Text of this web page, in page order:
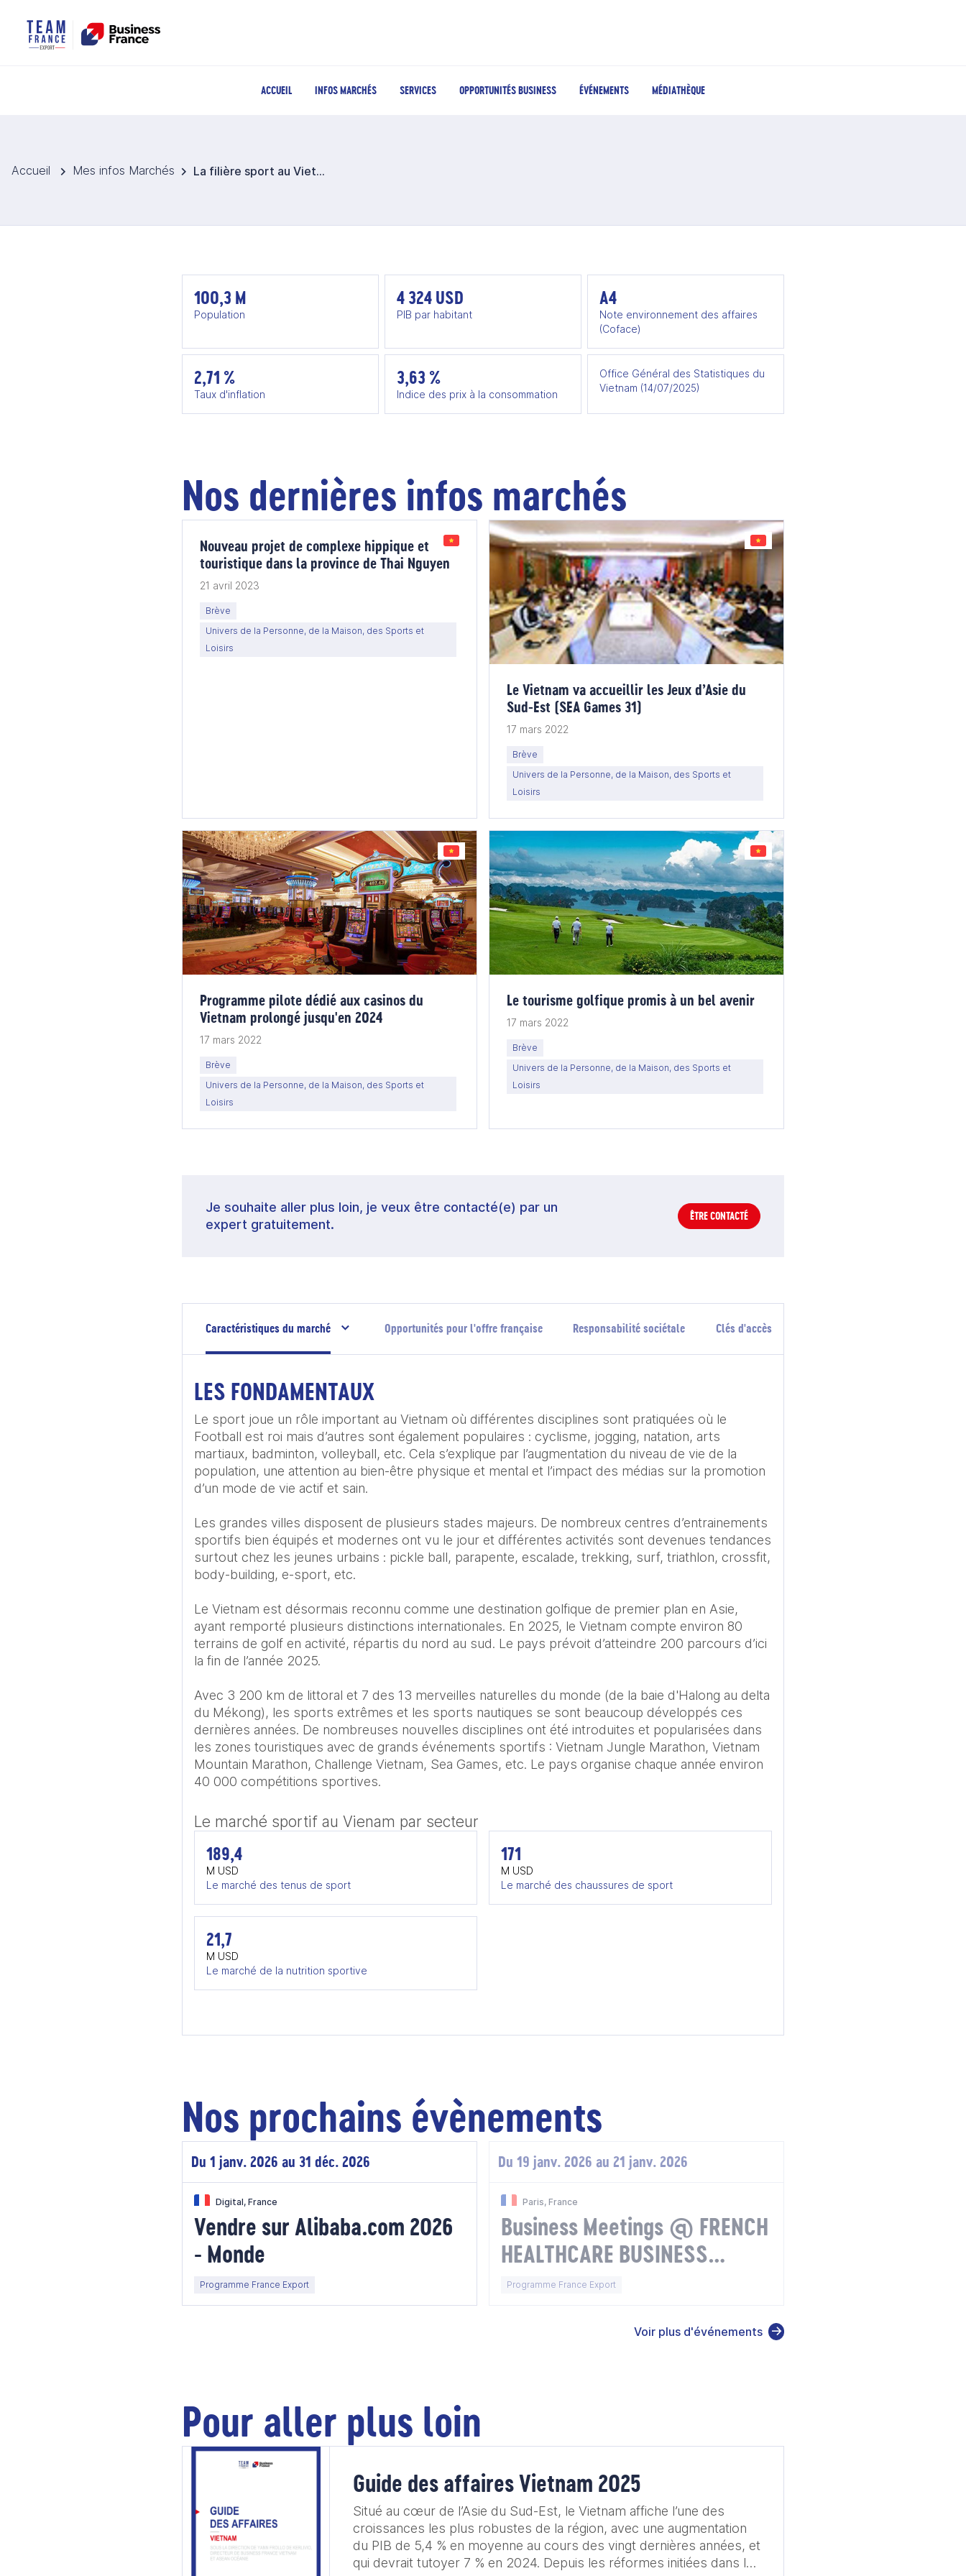
ACCUEIL INFOS MARCHÉS SERVICES OPPORTUNITÉS BUSINESS ÉVÉNEMENTS MÉDIATHÈQUE
Accueil Mes infos Marchés La filière sport au Vietnam
100,3 M
Population
4 324 USD
PIB par habitant
A4
Note environnement des affaires
(Coface)
2,71 %
Taux d'inflation
3,63 %
Indice des prix à la consommation
Office Général des Statistiques du
Vietnam (14/07/2025)
Nos dernières infos marchés
Nouveau projet de complexe hippique et
touristique dans la province de Thai Nguyen
21 avril 2023
Brève
Univers de la Personne, de la Maison, des Sports et
Loisirs
Le Vietnam va accueillir les Jeux d’Asie du
Sud-Est (SEA Games 31)
17 mars 2022
Brève
Univers de la Personne, de la Maison, des Sports et
Loisirs
Programme pilote dédié aux casinos du
Vietnam prolongé jusqu'en 2024
17 mars 2022
Brève
Univers de la Personne, de la Maison, des Sports et
Loisirs
Le tourisme golfique promis à un bel avenir
17 mars 2022
Brève
Univers de la Personne, de la Maison, des Sports et
Loisirs
Je souhaite aller plus loin, je veux être contacté(e) par un
expert gratuitement.
ÊTRE CONTACTÉ
Caractéristiques du marché Opportunités pour l'offre française Responsabilité sociétale Clés d'accès
LES FONDAMENTAUX
Le sport joue un rôle important au Vietnam où différentes disciplines sont pratiquées où le
Football est roi mais d’autres sont également populaires : cyclisme, jogging, natation, arts
martiaux, badminton, volleyball, etc. Cela s’explique par l’augmentation du niveau de vie de la
population, une attention au bien-être physique et mental et l’impact des médias sur la promotion
d’un mode de vie actif et sain.
Les grandes villes disposent de plusieurs stades majeurs. De nombreux centres d’entrainements
sportifs bien équipés et modernes ont vu le jour et différentes activités sont devenues tendances
surtout chez les jeunes urbains : pickle ball, parapente, escalade, trekking, surf, triathlon, crossfit,
body-building, e-sport, etc.
Le Vietnam est désormais reconnu comme une destination golfique de premier plan en Asie,
ayant remporté plusieurs distinctions internationales. En 2025, le Vietnam compte environ 80
terrains de golf en activité, répartis du nord au sud. Le pays prévoit d’atteindre 200 parcours d’ici
la fin de l’année 2025.
Avec 3 200 km de littoral et 7 des 13 merveilles naturelles du monde (de la baie d'Halong au delta
du Mékong), les sports extrêmes et les sports nautiques se sont beaucoup développés ces
dernières années. De nombreuses nouvelles disciplines ont été introduites et popularisées dans
les zones touristiques avec de grands événements sportifs : Vietnam Jungle Marathon, Vietnam
Mountain Marathon, Challenge Vietnam, Sea Games, etc. Le pays organise chaque année environ
40 000 compétitions sportives.
Le marché sportif au Vienam par secteur
189,4
M USD
Le marché des tenus de sport
171
M USD
Le marché des chaussures de sport
21,7
M USD
Le marché de la nutrition sportive
Nos prochains évènements
Du 1 janv. 2026 au 31 déc. 2026
Digital, France
Vendre sur Alibaba.com 2026
- Monde
Programme France Export
Du 19 janv. 2026 au 21 janv. 2026
Paris, France
Business Meetings @ FRENCH
HEALTHCARE BUSINESS
FORUM 2026
Programme France Export
Voir plus d'événements
Pour aller plus loin
Guide des affaires Vietnam 2025
Situé au cœur de l’Asie du Sud-Est, le Vietnam affiche l’une des
croissances les plus robustes de la région, avec une augmentation
du PIB de 5,4 % en moyenne au cours des vingt dernières années, et
qui devrait tutoyer 7 % en 2024. Depuis les réformes initiées dans les